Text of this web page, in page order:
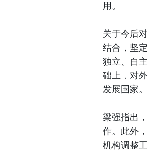
用。
关于今后
结合，坚
独立、自
础上，对
发展国家。
梁强指出
作。此外
机构调整